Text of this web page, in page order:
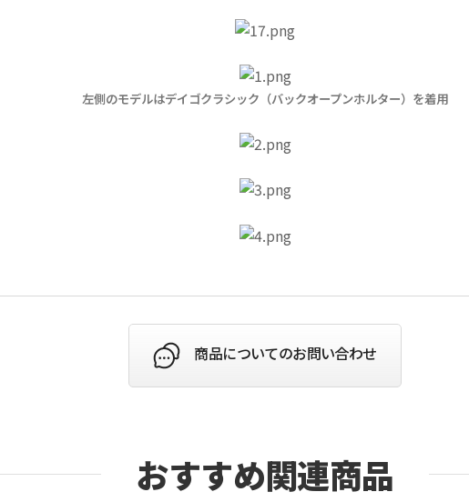
左側のモデルはデイゴクラシック（バックオープンホルター）を着用
商品についてのお問い合わせ
おすすめ関連商品